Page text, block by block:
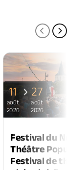
11
août
2026
27
août
2026
Festival du
Théâtre
Festival de